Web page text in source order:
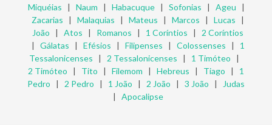
Miquéias | Naum | Habacuque| Sofonias | Ageu |
Zacarias | Malaquias | Mateus | Marcos | Lucas |
João | Atos | Romanos | 1 Coríntios | 2 Coríntios
| Gálatas | Efésios | Filipenses | Colossenses | 1
Tessalonicenses | 2 Tessalonicenses | 1 Timóteo |
2 Timóteo | Tito | Filemom | Hebreus | Tiago | 1
Pedro | 2 Pedro | 1 João | 2 João | 3 João |
Judas
| Apocalipse